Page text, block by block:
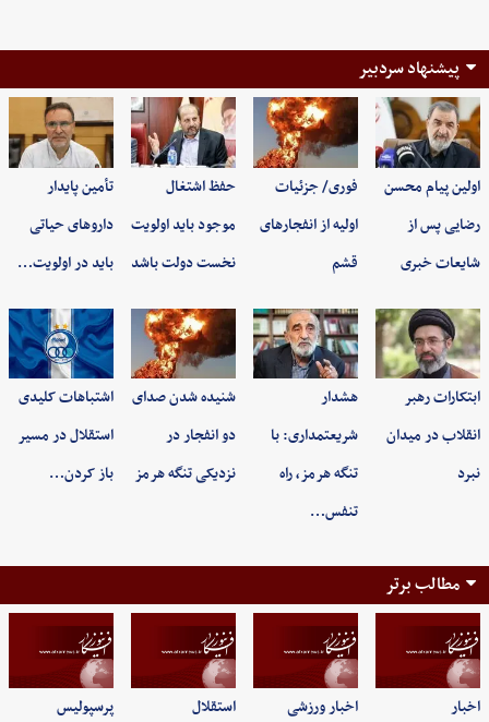
پیشنهاد سردبیر
اولین پیام محسن
رضایی پس از
شایعات خبری
فوری/ جزئیات
اولیه از انفجارهای
قشم
حفظ اشتغال
موجود باید اولویت
نخست دولت باشد
تأمین پایدار
داروهای حیاتی
باید در اولویت…
ابتکارات رهبر
انقلاب در میدان
نبرد
هشدار
شریعتمداری: با
تنگه هرمز، راه
تنفس…
شنیده شدن صدای
دو انفجار در
نزدیکی تنگه هرمز
اشتباهات کلیدی
استقلال در مسیر
باز کردن…
مطالب برتر
اخبار اخبار ورزشی استقلال پرسپولیس